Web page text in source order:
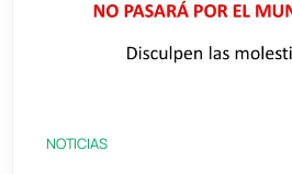
NOTICIAS